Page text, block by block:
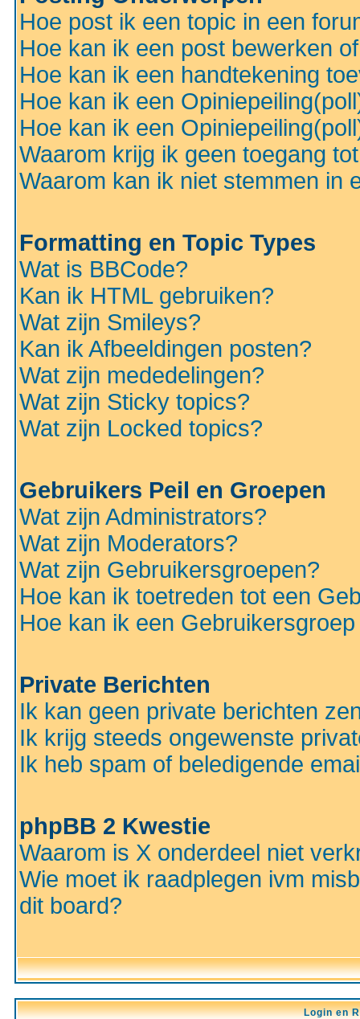
Hoe post ik een topic in een
Hoe kan ik een post bewerken
Hoe kan ik een handtekening
Hoe kan ik een
Hoe kan ik een
Waarom krijg ik geen toegang
Waarom kan ik niet stemmen in
Formatting en Topic Types
Wat is BBCode?
Kan ik HTML gebruiken?
Wat zijn Smileys?
Kan ik Afbeeldingen posten?
Wat zijn mededelingen?
Wat zijn Sticky topics?
Wat zijn Locked topics?
Gebruikers Peil en Groepen
Wat zijn Administrators?
Wat zijn Moderators?
Wat zijn Gebruikersgroepen?
Hoe kan ik toetreden tot een
Hoe kan ik een
Private Berichten
Ik kan geen private berichten
Ik krijg steeds ongewenste
Ik heb spam of beledigende
phpBB 2 Kwestie
Waarom is X onderdeel niet
Wie moet ik raadplegen ivm
dit board?
Login en